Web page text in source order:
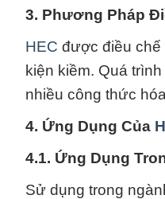
3. Phương Pháp
HEC được điều chế
kiện kiềm. Quá
nhiều công thức
4. Ứng Dụng Của
4.1. Ứng Dụng
Sử dụng trong